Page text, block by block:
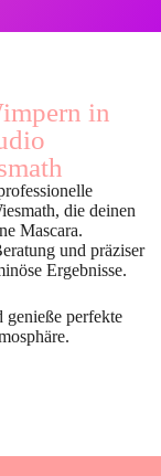
in
, die deinen
Mascara.
und präziser
Ergebnisse.
perfekte